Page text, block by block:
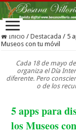
Inicio / Destacada / 5
Museos con tu móvil
Cada 18 de mayo
organiza el Día
diferente. Pero
o de los
5 apps para
los Museos